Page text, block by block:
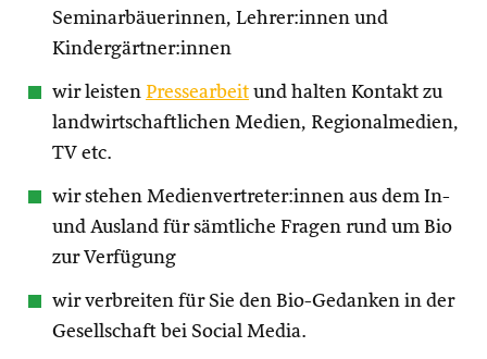
Seminarbäuerinnen, Lehrer:innen und
Kindergärtner:innen
wir leisten Pressearbeit und halten Kontakt zu
landwirtschaftlichen Medien, Regionalmedien,
TV etc.
wir stehen Medienvertreter:innen aus dem In-
und Ausland für sämtliche Fragen rund um Bio
zur Verfügung
wir verbreiten für Sie den Bio-Gedanken in der
Gesellschaft bei Social Media.